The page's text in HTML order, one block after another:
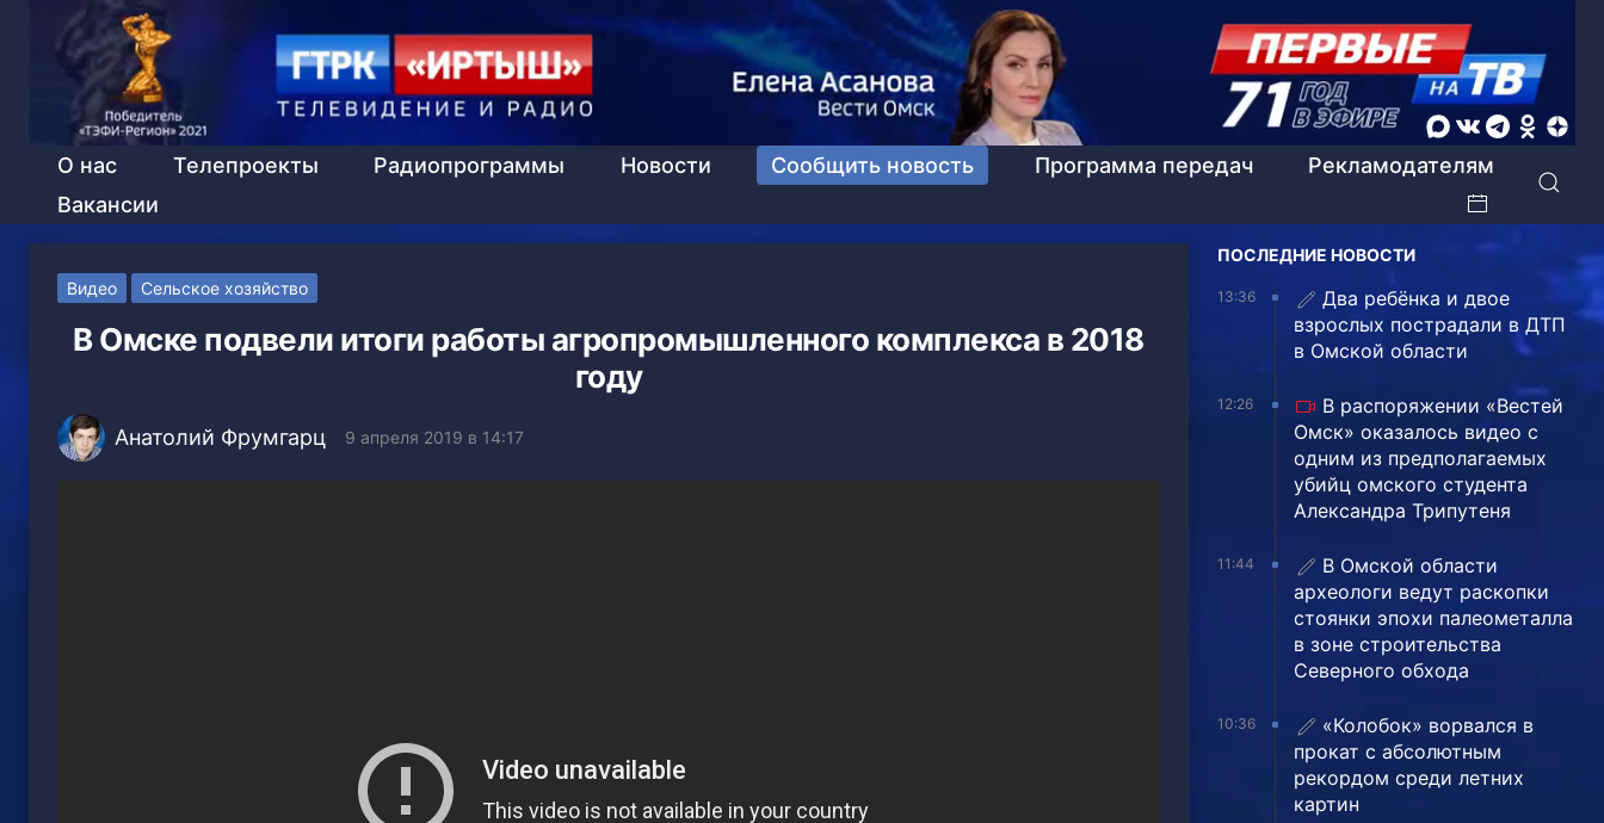
О нас Телепроекты Радиопрограммы Новости Сообщить новость Программа передач
Рекламодателям
Вакансии
Видео Сельское хозяйство
В Омске подвели итоги работы агропромышленного комплекса в 2018
году
Анатолий Фрумгарц 9 апреля 2019 в 14:17
ПОСЛЕДНИЕ НОВОСТИ
13:36
Два ребёнка и двое
взрослых пострадали в ДТП
в Омской области
12:26
В распоряжении «Вестей
Омск» оказалось видео с
одним из предполагаемых
убийц омского студента
Александра Трипутеня
11:44
В Омской области
археологи ведут раскопки
стоянки эпохи палеометалла
в зоне строительства
Северного обхода
10:36
«Колобок» ворвался в
прокат с абсолютным
рекордом среди летних
картин